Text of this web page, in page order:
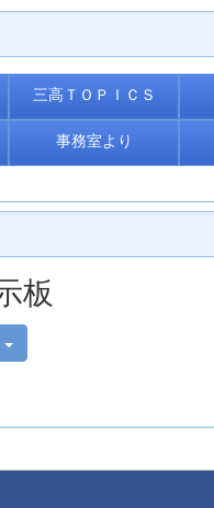
三高ＴＯＰＩＣＳ
事務室より
板